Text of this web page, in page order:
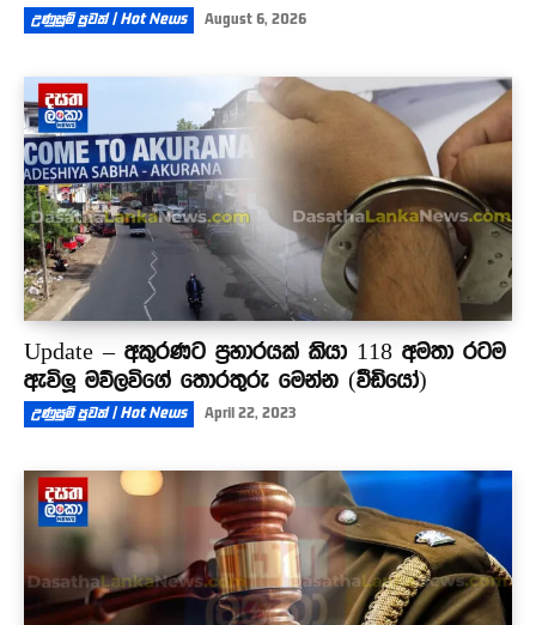
උණුසුම් පුවත් | Hot News August 6, 2026
Update – අකුරණට ප්‍රහාරයක් කියා 118 අමතා රටම
ඇවිලූ මව්ලවිගේ තොරතුරු මෙන්න (වීඩියෝ)
උණුසුම් පුවත් | Hot News April 22, 2023